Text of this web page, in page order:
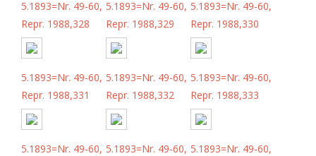
5.1893=Nr. 49-60,
Repr. 1988,328
5.1893=Nr. 49-60,
Repr. 1988,329
5.1893=Nr. 49-60,
Repr. 1988,330
5.1893=Nr. 49-60,
Repr. 1988,331
5.1893=Nr. 49-60,
Repr. 1988,332
5.1893=Nr. 49-60,
Repr. 1988,333
5.1893=Nr. 49-60, 5.1893=Nr. 49-60, 5.1893=Nr. 49-60,